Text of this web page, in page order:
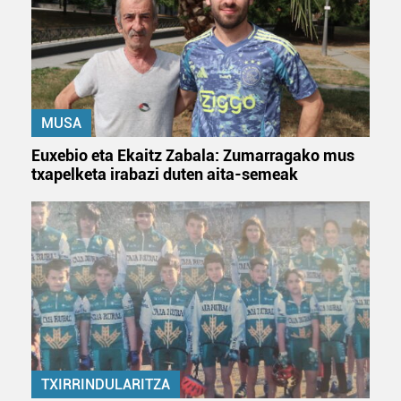
baliatzen gara. Ohar hau onartuz gero, teknologia hori
erabiltzeko baimen esplizitua ematen diguzu.Gehiago
irakurri
MUSA
Euxebio eta Ekaitz Zabala: Zumarragako mus
txapelketa irabazi duten aita-semeak
TXIRRINDULARITZA